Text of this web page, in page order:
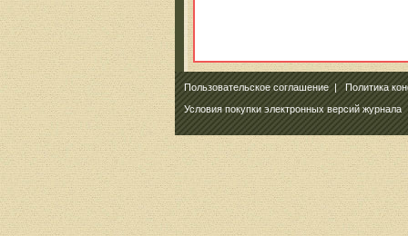
Пользовательское соглашение|Политика
Условия покупки электронных версий журнала